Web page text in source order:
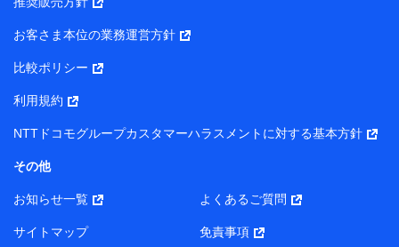
所・代表者名】
り）
株式会社NTTドコモ・フィナンシャルグループ 代表取締役
社長 廣井 孝史
東京都中央区日本橋人形町2-14-10 アーバンネット日本橋
株式会社ドコモ・インシュアランス 代表取締役社長 吉
村 忠義
お客さま本位の業務運営方針
比較ポリシー
利用規約
NTTドコモグループカスタマーハラスメントに対する基本方針
その他
お知らせ一覧 よくあるご質問
サイトマップ 免責事項